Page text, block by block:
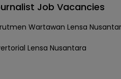
Job Vacancies